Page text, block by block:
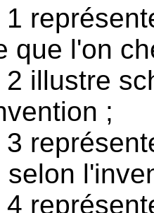
que l'on
illustre
;
selon